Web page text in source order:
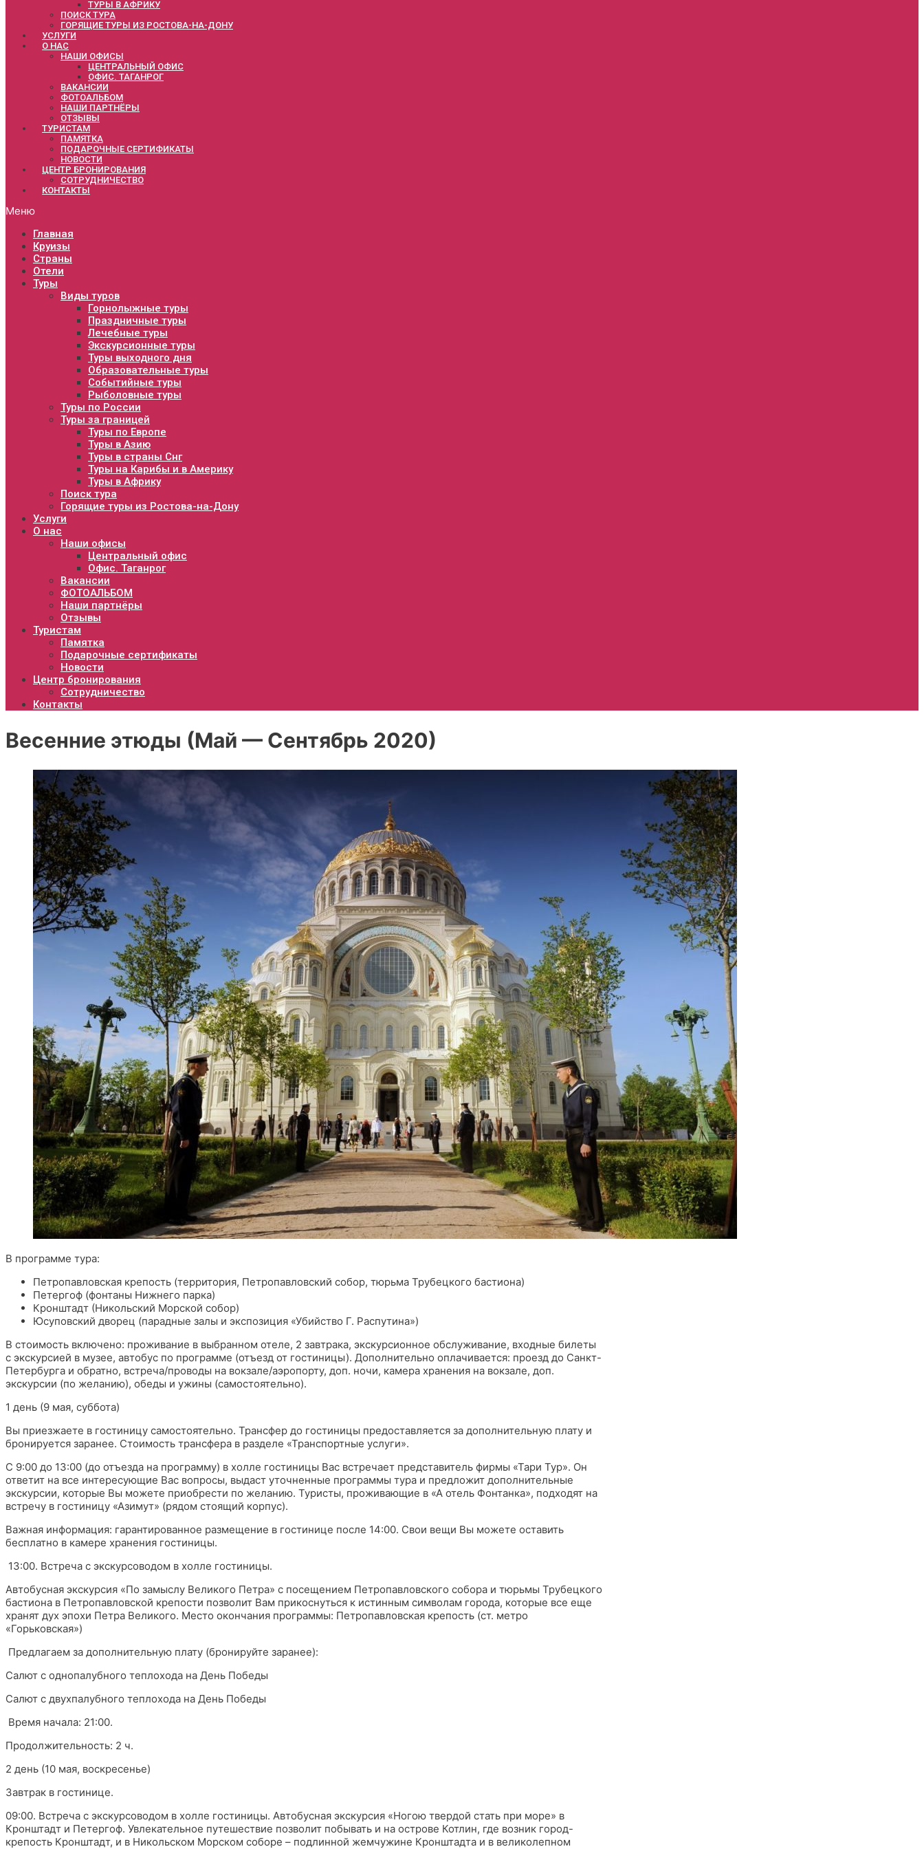
ТУРЫ В АФРИКУ
ПОИСК ТУРА
ГОРЯЩИЕ ТУРЫ ИЗ РОСТОВА-НА-ДОНУ
УСЛУГИ
О НАС
НАШИ ОФИСЫ
ЦЕНТРАЛЬНЫЙ ОФИС
ОФИС. ТАГАНРОГ
ВАКАНСИИ
ФОТОАЛЬБОМ
НАШИ ПАРТНЁРЫ
ОТЗЫВЫ
ТУРИСТАМ
ПАМЯТКА
ПОДАРОЧНЫЕ СЕРТИФИКАТЫ
НОВОСТИ
ЦЕНТР БРОНИРОВАНИЯ
СОТРУДНИЧЕСТВО
КОНТАКТЫ
Меню
Главная
Круизы
Страны
Отели
Туры
Виды туров
Горнолыжные туры
Праздничные туры
Лечебные туры
Экскурсионные туры
Туры выходного дня
Образовательные туры
Событийные туры
Рыболовные туры
Туры по России
Туры за границей
Туры по Европе
Туры в Азию
Туры в страны Снг
Туры на Карибы и в Америку
Туры в Африку
Поиск тура
Горящие туры из Ростова-на-Дону
Услуги
О нас
Наши офисы
Центральный офис
Офис. Таганрог
Вакансии
ФОТОАЛЬБОМ
Наши партнёры
Отзывы
Туристам
Памятка
Подарочные сертификаты
Новости
Центр бронирования
Сотрудничество
Контакты
Весенние этюды (Май — Сентябрь 2020)
В программе тура:
Петропавловская крепость (территория, Петропавловский собор, тюрьма Трубецкого бастиона)
Петергоф (фонтаны Нижнего парка)
Кронштадт (Никольский Морской собор)
Юсуповский дворец (парадные залы и экспозиция «Убийство Г. Распутина»)
В стоимость включено: проживание в выбранном отеле, 2 завтрака, экскурсионное обслуживание, входные билеты
с экскурсией в музее, автобус по программе (отъезд от гостиницы). Дополнительно оплачивается: проезд до Санкт-
Петербурга и обратно, встреча/проводы на вокзале/аэропорту, доп. ночи, камера хранения на вокзале, доп.
экскурсии (по желанию), обеды и ужины (самостоятельно).
1 день (9 мая, суббота)
Вы приезжаете в гостиницу самостоятельно. Трансфер до гостиницы предоставляется за дополнительную плату и
бронируется заранее. Стоимость трансфера в разделе «Транспортные услуги».
С 9:00 до 13:00 (до отъезда на программу) в холле гостиницы Вас встречает представитель фирмы «Тари Тур». Он
ответит на все интересующие Вас вопросы, выдаст уточненные программы тура и предложит дополнительные
экскурсии, которые Вы можете приобрести по желанию. Туристы, проживающие в «А отель Фонтанка», подходят на
встречу в гостиницу «Азимут» (рядом стоящий корпус).
Важная информация: гарантированное размещение в гостинице после 14:00. Свои вещи Вы можете оставить
бесплатно в камере хранения гостиницы.
13:00. Встреча с экскурсоводом в холле гостиницы.
Автобусная экскурсия «По замыслу Великого Петра» с посещением Петропавловского собора и тюрьмы Трубецкого
бастиона в Петропавловской крепости позволит Вам прикоснуться к истинным символам города, которые все еще
хранят дух эпохи Петра Великого. Место окончания программы: Петропавловская крепость (ст. метро
«Горьковская»)
Предлагаем за дополнительную плату (бронируйте заранее):
Салют с однопалубного теплохода на День Победы
Салют с двухпалубного теплохода на День Победы
Время начала: 21:00.
Продолжительность: 2 ч.
2 день (10 мая, воскресенье)
Завтрак в гостинице.
09:00. Встреча с экскурсоводом в холле гостиницы. Автобусная экскурсия «Ногою твердой стать при море» в
Кронштадт и Петергоф. Увлекательное путешествие позволит побывать и на острове Котлин, где возник город-
крепость Кронштадт, и в Никольском Морском соборе – подлинной жемчужине Кронштадта и в великолепном